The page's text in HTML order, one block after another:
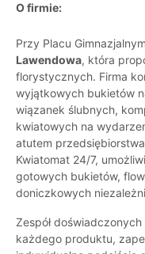
O firmie:
Przy Placu
Lawendowa, która
florystycznych. Firma
wyjątkowych bukietów
wiązanek ślubnych,
kwiatowych na
atutem
Kwiatomat 24/7,
gotowych bukietów,
doniczkowych
Zespół
każdego produktu,